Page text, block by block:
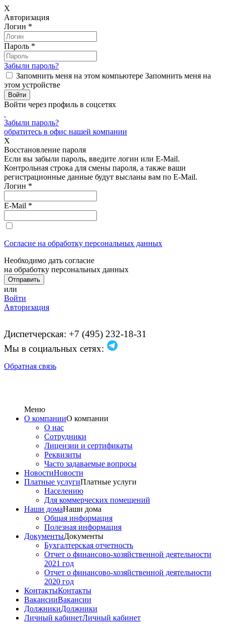
X
Авторизация
Логин *
Пароль *
Забыли пароль?
Запомнить меня на этом компьютере Запомнить меня на
этом устройстве
Войти через профиль в соцсетях
Забыли пароль?
обратитесь в офис нашей компании
X
Восстановление пароля
Если вы забыли пароль, введите логин или E-Mail.
Контрольная строка для смены пароля, а также ваши
регистрационные данные будут высланы вам по E-Mail.
Логин *
E-Mail *
Согласие на обработку персональных данных
Необходимо дать согласие
на обработку персональных данных
или
Войти
Авторизация
Диспетчерская: +7 (495) 232-18-31
Мы в социальных сетях:
Обратная связь
Меню
О компанииО компании
О нас
Сотрудники
Лицензии и сертификаты
Реквизиты
Часто задаваемые вопросы
НовостиНовости
Платные услугиПлатные услуги
Населению
Для коммерческих помещений
Наши домаНаши дома
Общая информация
Полезная информация
ДокументыДокументы
Бухгалтерская отчетность
Отчет о финансово-хозяйственной деятельности
2021 год
Отчет о финансово-хозяйственной деятельности
2020 год
КонтактыКонтакты
ВакансииВакансии
ДолжникиДолжники
Личный кабинетЛичный кабинет